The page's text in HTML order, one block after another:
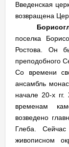
Введенская
возвращена
поселка
Ростова. Он
преподобного
Со времени
ансамбль
начале 20-х
временам
возведено
Глеба.
живописном